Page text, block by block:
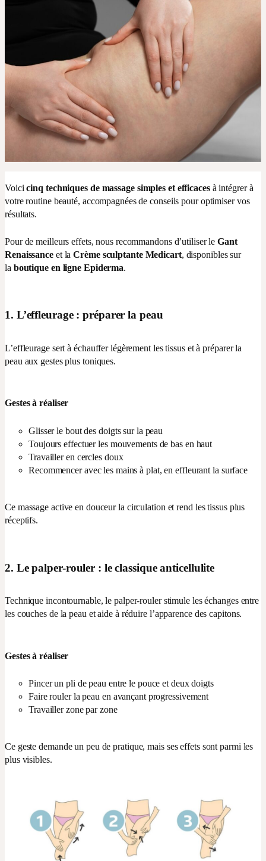
Voicicinq techniques de massage simples et efficacesà intégrer à
votre routine beauté, accompagnées de conseils pour optimiser vos
résultats.
Pour de meilleurs effets, nous recommandons d’utiliser leGant
Renaissanceet laCrème sculptante Medicart, disponibles sur
la boutique en ligne Epiderma.
1. L’effleurage : préparer la peau
L’effleurage sert à échauffer légèrement les tissus et à préparer la
peau aux gestes plus toniques.
Gestes à réaliser
Glisser le bout des doigts sur la peau
Toujours effectuer les mouvements de bas en haut
Travailler en cercles doux
Recommencer avec les mains à plat, en effleurant la surface
Ce massage active en douceur la circulation et rend les tissus plus
réceptifs.
2. Le palper-rouler : le classique anticellulite
Technique incontournable, le palper-rouler stimule les échanges entre
les couches de la peau et aide à réduire l’apparence des capitons.
Gestes à réaliser
Pincer un pli de peau entre le pouce et deux doigts
Faire rouler la peau en avançant progressivement
Travailler zone par zone
Ce geste demande un peu de pratique, mais ses effets sont parmi les
plus visibles.